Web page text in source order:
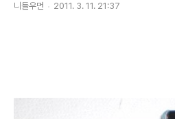
니들우먼 2011. 3. 11. 21:37